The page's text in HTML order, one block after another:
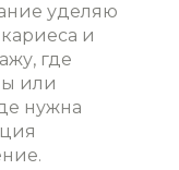
уделяю
и
где
или
нужна